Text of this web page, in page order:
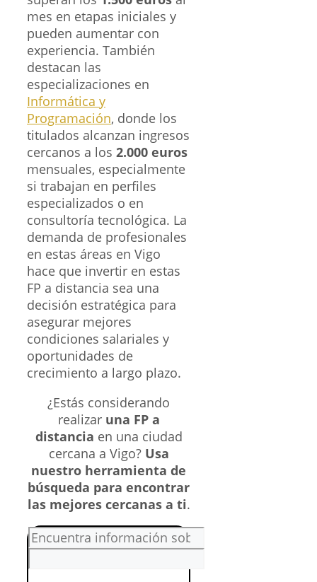
mes en etapas iniciales y
pueden aumentar con
experiencia. También
destacan las
especializaciones en
Informática y
Programación, donde los
titulados alcanzan ingresos
cercanos a los 2.000 euros
mensuales, especialmente
si trabajan en perfiles
especializados o en
consultoría tecnológica. La
demanda de profesionales
en estas áreas en Vigo
hace que invertir en estas
FP a distancia sea una
decisión estratégica para
asegurar mejores
condiciones salariales y
oportunidades de
crecimiento a largo plazo.
¿Estás considerando
realizar una FP a
distancia en una ciudad
cercana a Vigo? Usa
nuestro herramienta de
búsqueda para encontrar
las mejores cercanas a ti.